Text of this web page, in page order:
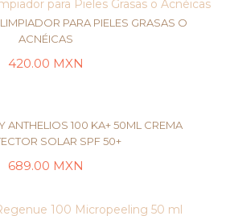
PARA PIELES GRASAS O
ACNÉICAS
420.00 MXN
ANTHELIOS 100 KA+ 50ML CREMA
SOLAR SPF 50+
689.00 MXN